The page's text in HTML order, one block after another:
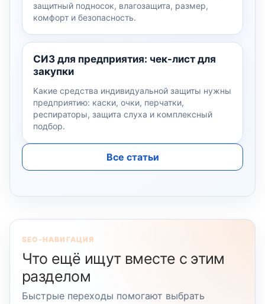
защитный подносок, влагозащита, размер,
комфорт и безопасность.
СИЗ для предприятия: чек-лист для
закупки
Какие средства индивидуальной защиты нужны
предприятию: каски, очки, перчатки,
респираторы, защита слуха и комплексный
подбор.
Все статьи
SEO-НАВИГАЦИЯ
Что ещё ищут вместе с этим
разделом
Быстрые переходы помогают выбрать